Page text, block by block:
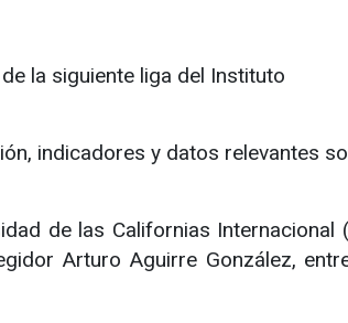
la siguiente liga del Instituto
indicadores y datos relevantes
de las Californias Internacional
Arturo Aguirre González,